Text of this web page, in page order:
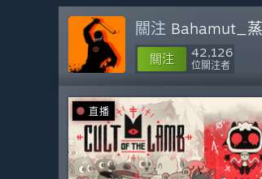
關注 Bahamut_
關注 42,126
位關注者
直播